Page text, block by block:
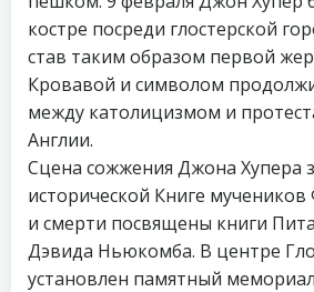
костре посреди глостерской
став таким образом первой
Кровавой и символом
между католицизмом и
Англии.
Сцена сожжения Джона Хупера
исторической Книге мучеников
и смерти посвящены книги
Дэвида Ньюкомба. В центре
установлен памятный